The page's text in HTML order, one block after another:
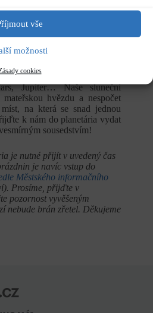
vše
možnosti
cookies
Jupiter… Naše sluneční
hvězdu a nespočet
na která se snad jednou
k nám do planetária vydat
sousedstvím!
je nutné přijít v uvedený čas
je navíc vstup do
Městského informačního
Prosíme, přijďte v
pozornost vyvěšeným
nebude brán zřetel. Děkujeme